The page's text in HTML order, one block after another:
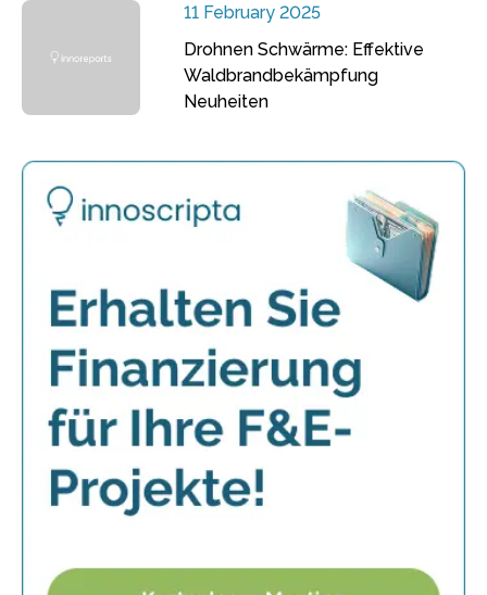
11 February 2025
Drohnen Schwärme: Effektive
Waldbrandbekämpfung
Neuheiten